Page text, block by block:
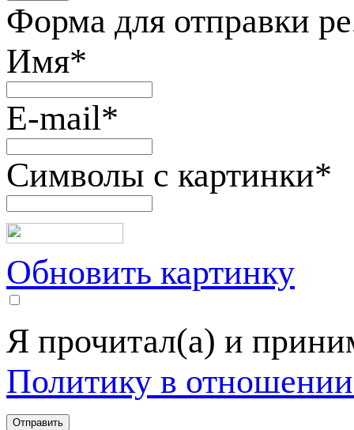
Форма для отправки
Имя*
E-mail*
Символы с картинки*
Обновить картинку
Я прочитал(а) и
Политику в